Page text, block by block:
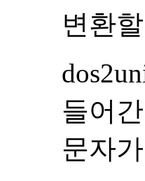
변환
들어
문자